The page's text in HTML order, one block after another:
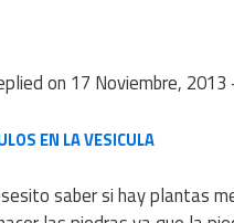
on 17 Noviembre, 2013
EN LA VESICULA
saber si hay plantas